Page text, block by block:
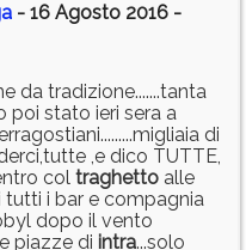
- 16 Agosto 2016 -
da tradizione.......tanta
poi stato ieri sera a
di
,e dico TUTTE,
col traghetto alle
tutti i bar e compagnia
dopo il vento
piazze di intra...solo